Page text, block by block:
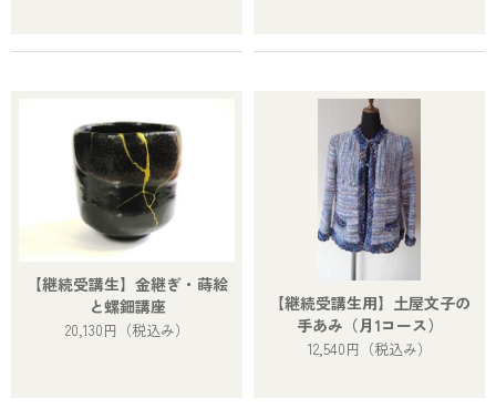
【継続受講生】金継ぎ・蒔絵
と螺鈿講座
20,130円 （税込み）
【継続受講生用】土屋文子の
手あみ（月1コース）
12,540円 （税込み）